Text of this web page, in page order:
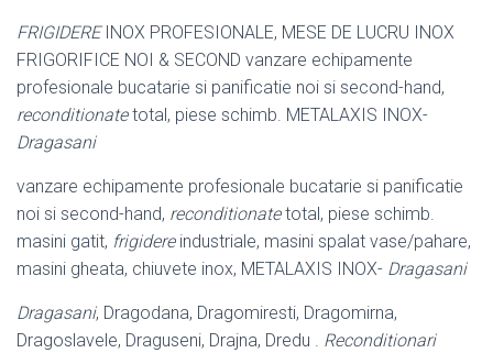
FRIGIDEREINOX PROFESIONALE, MESE DE LUCRU INOX
FRIGORIFICE NOI & SECOND vanzare echipamente
profesionale bucatarie si panificatie noi si second-hand,
reconditionatetotal, piese schimb. METALAXIS INOX-
Dragasani
vanzare echipamente profesionale bucatarie si panificatie
noi si second-hand, reconditionatetotal, piese schimb.
masini gatit, frigidereindustriale, masini spalat vase/pahare,
masini gheata, chiuvete inox, METALAXIS INOX- Dragasani
Dragasani, Dragodana, Dragomiresti, Dragomirna,
Dragoslavele, Draguseni, Drajna, Dredu . Reconditionari